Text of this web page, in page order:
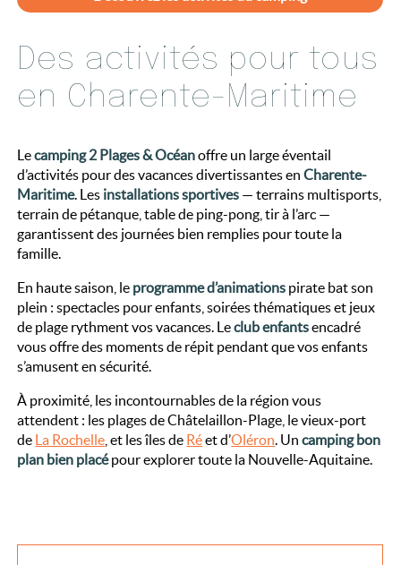
Des activités pour tous
en Charente-Maritime
Lecamping 2 Plages & Océanoffre un large éventail
d’activités pour des vacances divertissantes enCharente-
Maritime. Les installations sportives — terrains multisports,
terrain de pétanque, table de ping-pong, tir à l’arc —
garantissent des journées bien remplies pour toute la
famille.
En haute saison, le programme d’animations pirate bat son
plein : spectacles pour enfants, soirées thématiques et jeux
de plage rythment vos vacances. Leclub enfantsencadré
vous offre des moments de répit pendant que vos enfants
s’amusent en sécurité.
À proximité, les incontournables de la région vous
attendent : les plages de Châtelaillon-Plage, le vieux-port
de La Rochelle , et les îles de Réet d’Oléron. Uncamping bon
plan bien placépour explorer toute la Nouvelle-Aquitaine.